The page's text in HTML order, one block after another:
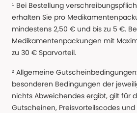
¹ Bei Bestellung
erhalten Sie pro
mindestens 2,50 € und bis zu 5 €.
Medikamentenpackungen mit
zu 30 € Sparvorteil.
² Allgemeine
besonderen Bedingungen der
nichts Abweichendes ergibt, gilt für
Gutscheinen, Preisvorteilscodes